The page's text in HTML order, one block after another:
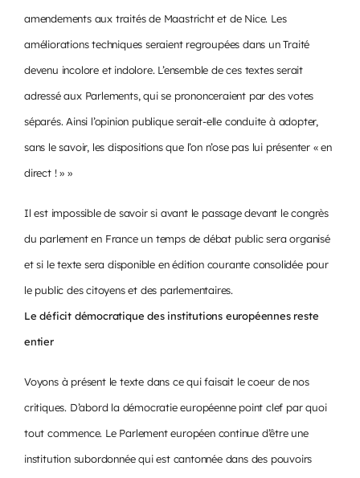
amendements aux traités de Maastricht et de Nice. Les
améliorations techniques seraient regroupées dans un Traité
devenu incolore et indolore. L’ensemble de ces textes serait
adressé aux Parlements, qui se prononceraient par des votes
séparés. Ainsi l’opinion publique serait-elle conduite à adopter,
sans le savoir, les dispositions que l’on n’ose pas lui présenter « en
direct ! » »
Il est impossible de savoir si avant le passage devant le congrès
du parlement en France un temps de débat public sera organisé
et si le texte sera disponible en édition courante consolidée pour
le public des citoyens et des parlementaires.
Le déficit démocratique des institutions européennes reste
entier
Voyons à présent le texte dans ce qui faisait le coeur de nos
critiques. D’abord la démocratie européenne point clef par quoi
tout commence. Le Parlement européen continue d’être une
institution subordonnée qui est cantonnée dans des pouvoirs